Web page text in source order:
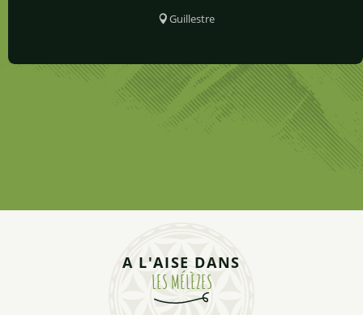
Guillestre
A L'AISE DANS
LES MÉLÈZES